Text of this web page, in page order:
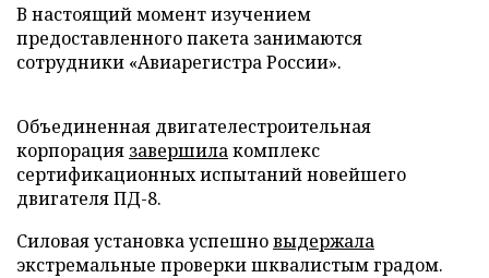
В настоящий момент изучением
предоставленного пакета занимаются
сотрудники «Авиарегистра России».
Объединенная двигателестроительная
корпорация завершилакомплекс
сертификационных испытаний новейшего
двигателя ПД-8.
Силовая установка успешновыдержала
экстремальные проверки шквалистым градом.